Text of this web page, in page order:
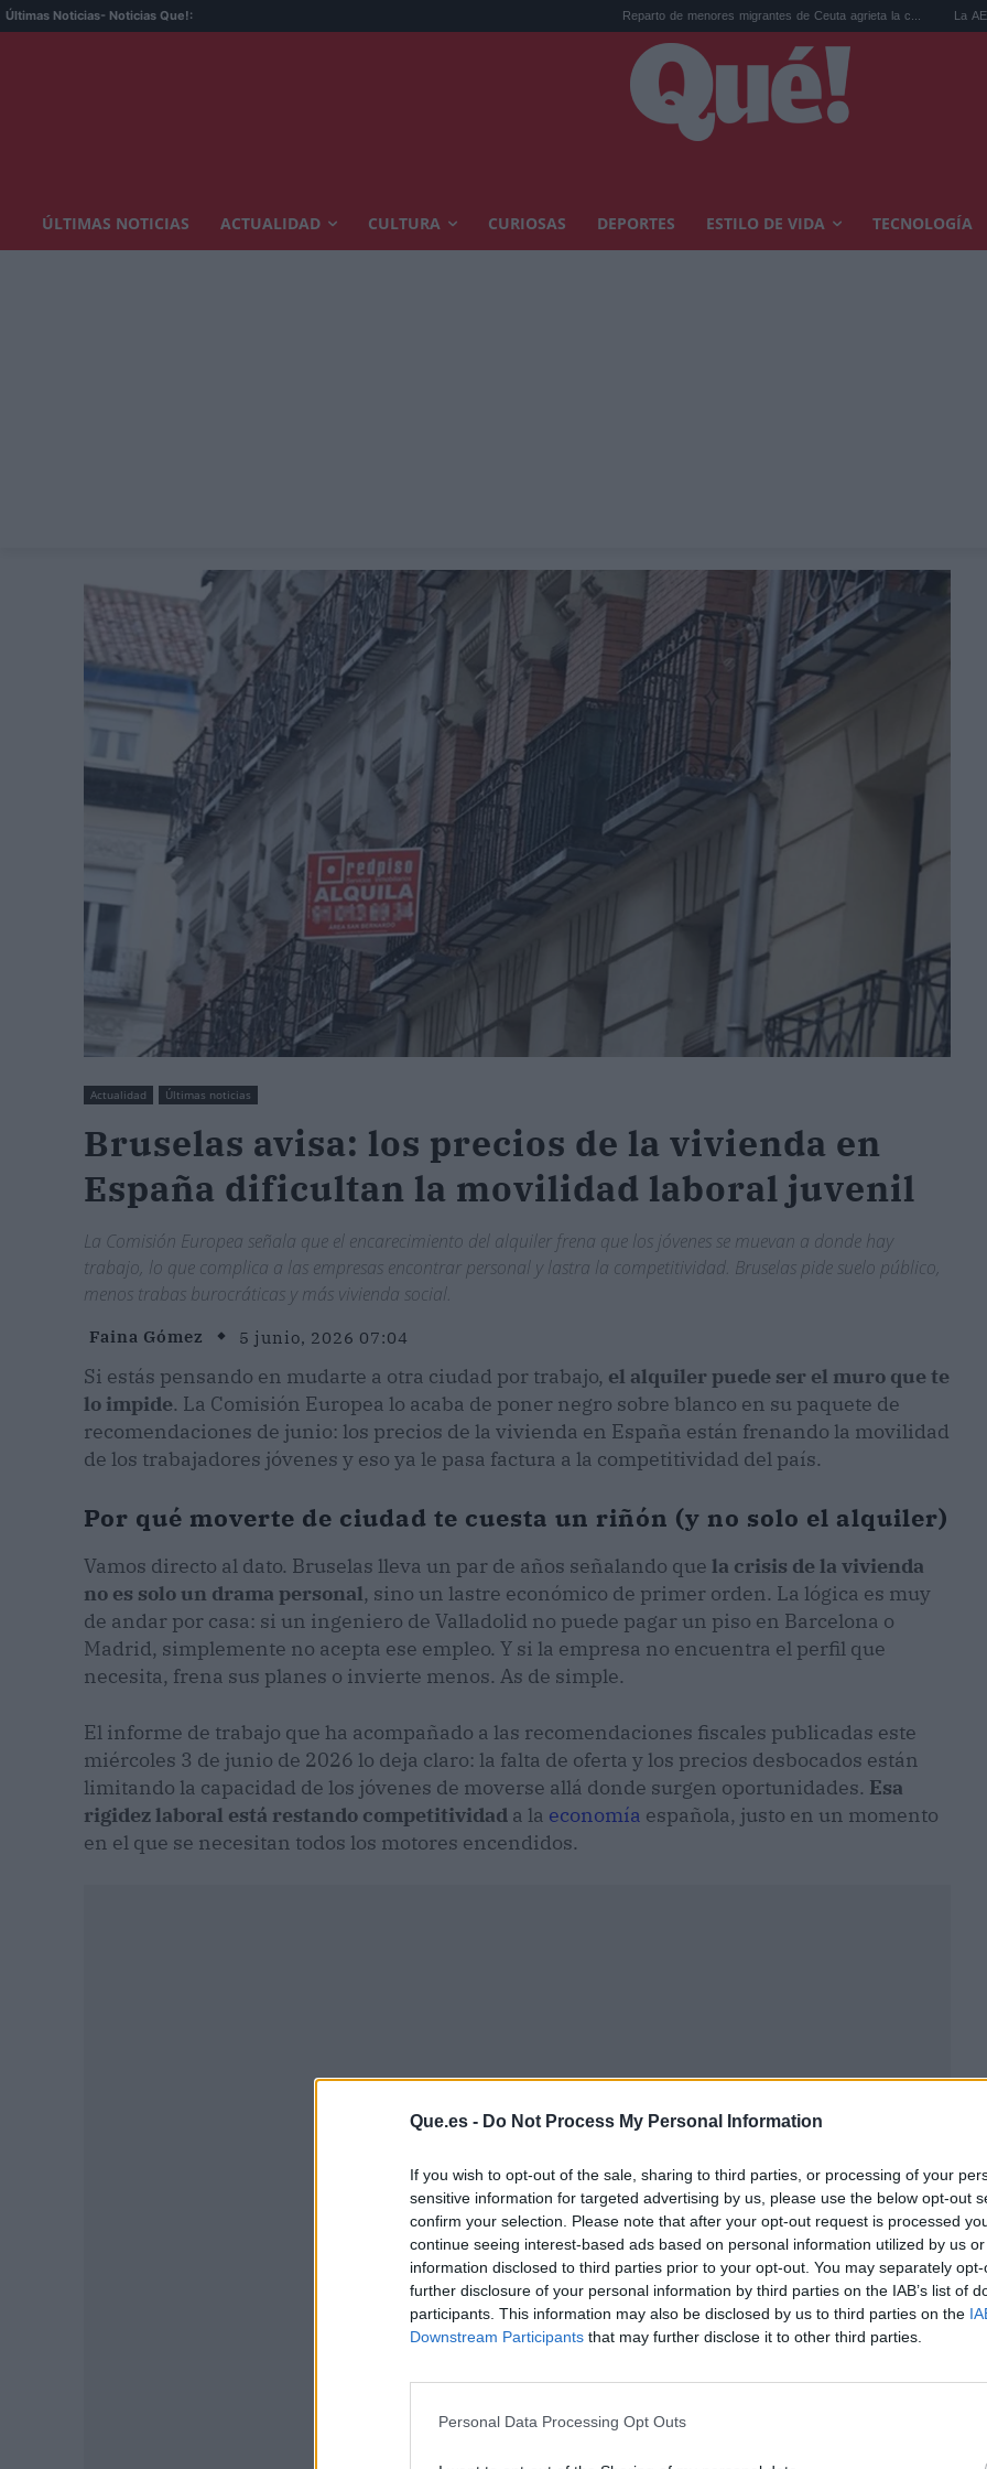
Que.es - Do Not Process My Personal Information
If you wish to opt-out of the sale, sharing to third parties, or processing of your
sensitive information for targeted advertising by us, please use the below opt-out
confirm your selection. Please note that after your opt-out request is processed
continue seeing interest-based ads based on personal information utilized by us
information disclosed to third parties prior to your opt-out. You may separately
further disclosure of your personal information by third parties on the IAB’s list of
participants. This information may also be disclosed by us to third parties on the
Downstream Participants that may further disclose it to other third parties.
Personal Data Processing Opt Outs
Últimas Noticias- Noticias Que!: Reparto de menores migrantes de Ceuta agrieta la c... La AEMET prepara una
ÚLTIMAS NOTICIAS ACTUALIDAD CULTURA CURIOSAS DEPORTES ESTILO DE VIDA TECNOLOGÍA
Actualidad Últimas noticias
Bruselas avisa: los precios de la vivienda en
España dificultan la movilidad laboral juvenil
La Comisión Europea señala que el encarecimiento del alquiler frena que los jóvenes se muevan a donde hay
trabajo, lo que complica a las empresas encontrar personal y lastra la competitividad. Bruselas pide suelo público,
menos trabas burocráticas y más vivienda social.
Faina Gómez 5 junio, 2026 07:04
Si estás pensando en mudarte a otra ciudad por trabajo, el alquiler puede ser el muro que te
lo impide. La Comisión Europea lo acaba de poner negro sobre blanco en su paquete de
recomendaciones de junio: los precios de la vivienda en España están frenando la movilidad
de los trabajadores jóvenes y eso ya le pasa factura a la competitividad del país.
Por qué moverte de ciudad te cuesta un riñón (y no solo el alquiler)
Vamos directo al dato. Bruselas lleva un par de años señalando que la crisis de la vivienda
no es solo un drama personal, sino un lastre económico de primer orden. La lógica es muy
de andar por casa: si un ingeniero de Valladolid no puede pagar un piso en Barcelona o
Madrid, simplemente no acepta ese empleo. Y si la empresa no encuentra el perfil que
necesita, frena sus planes o invierte menos. As de simple.
El informe de trabajo que ha acompañado a las recomendaciones fiscales publicadas este
miércoles 3 de junio de 2026 lo deja claro: la falta de oferta y los precios desbocados están
limitando la capacidad de los jóvenes de moverse allá donde surgen oportunidades. Esa
rigidez laboral está restando competitividad a la economía española, justo en un momento
en el que se necesitan todos los motores encendidos.
Publicidad